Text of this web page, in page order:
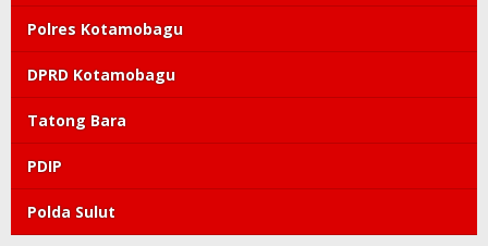
Polres Kotamobagu
DPRD Kotamobagu
Tatong Bara
PDIP
Polda Sulut